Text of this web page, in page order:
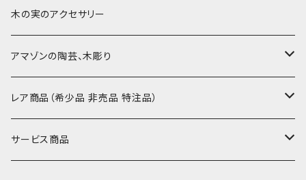
ブックカバー
小型・中型刺繍雑貨
テーブルコーディネート
コースター
カフェマット
ティッシュケースカバー
小さめ 35cmより
40〜43cm
45cmx45cm
大きめ 50cmx50cm
木の実のアクセサリー
アマゾンの陶芸、木彫り
素焼きの器、動物たち
木彫りのアルマジロ、動物たち
レア商品（希少品 非売品 特注品）
泥染め布途中図
サービス商品